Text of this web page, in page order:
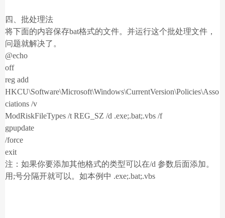
四、批处理法
将下面的内容保存bat格式的文件。并运行这个批处理文件，
问题就解决了。
@echo
off
reg add
HKCU\Software\Microsoft\Windows\CurrentVersion\Policies\Asso
ciations /v
ModRiskFileTypes /t REG_SZ /d .exe;.bat;.vbs /f
gpupdate
/force
exit
注：如果你要添加其他格式的类型可以在/d 参数后面添加。
用;号分隔开就可以。如本例中 .exe;.bat;.vbs